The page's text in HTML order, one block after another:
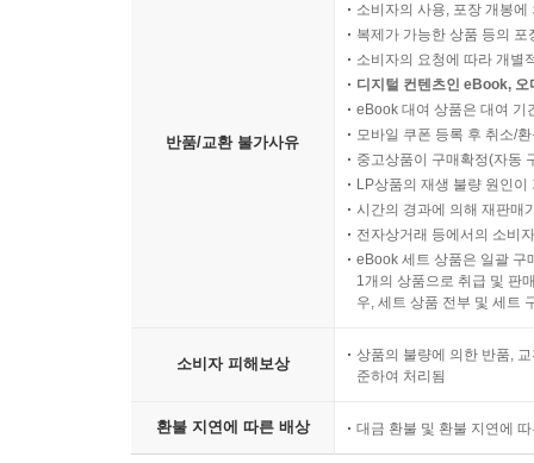
반품/교환 불가사유
소비자의 사용, 포장 개봉
복제가 가능한 상품 등의
소비자의 요청에 따라 개별
디지털 컨텐츠인 eBook,
eBook 대여 상품은 대여 기
모바일 쿠폰 등록 후 취소/
중고상품이 구매확정(자동
LP상품의 재생 불량 원인
시간의 경과에 의해 재판매
전자상거래 등에서의 소비
eBook 세트 상품은 일괄 구
1개의 상품으로 취급 및 판
우, 세트 상품 전부 및 세트
소비자 피해보상
상품의 불량에 의한 반품,
준하여 처리됨
환불 지연에 따른 배상 대금 환불 및 환불 지연에